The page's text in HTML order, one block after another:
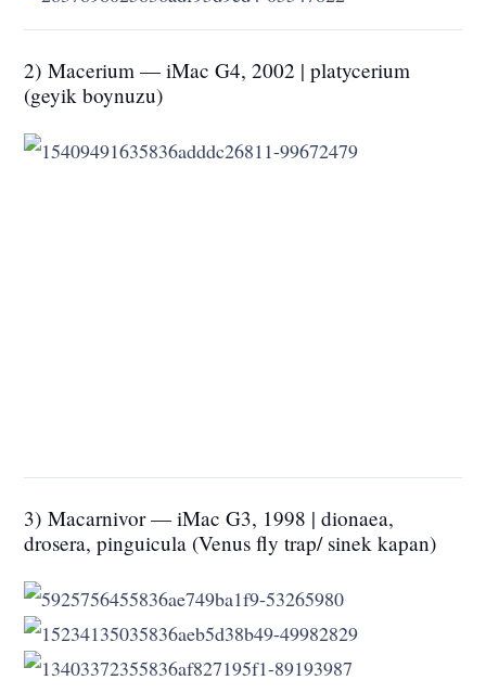
4) MacBonzaï — macintosh classic, 1990 | ulmus
parvifolia (Çin Karaağacı)
5) Macplants — iMac G5, 1990